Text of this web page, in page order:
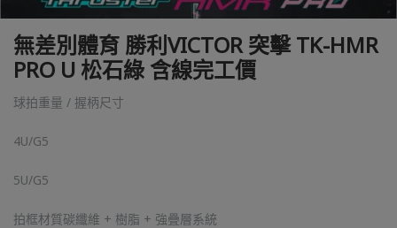
無差別體育 勝利VICTOR 突擊 TK-HMR
PRO U 松石綠 含線完工價
球拍重量 / 握柄尺寸
4U/G5
5U/G5
拍框材質碳纖維 + 樹脂 + 強疊層系統